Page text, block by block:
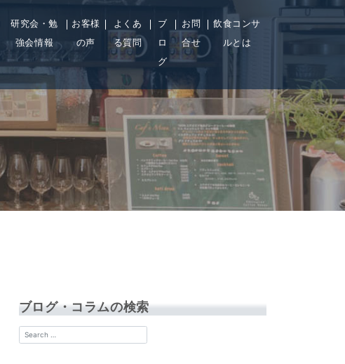
研究会・勉
強会情報
お客様
の声
よくあ
る質問
ブ
ロ
グ
お問
合せ
飲食コンサ
ルとは
ブログ・コラムの検索